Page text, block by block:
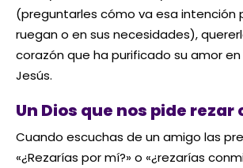
(preguntarles cómo va esa intención
ruegan o en sus necesidades),
corazón que ha purificado su amor
Jesús.
Un Dios que nos pide rezar
Cuando escuchas de un amigo las
«¿Rezarías por mí?» o «¿rezarías